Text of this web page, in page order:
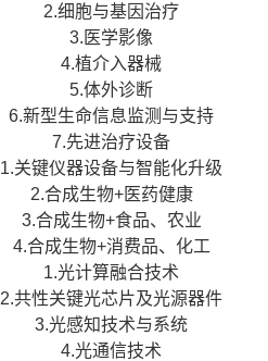
2.细胞与基因治疗
3.医学影像
4.植介入器械
5.体外诊断
6.新型生命信息监测与支持
7.先进治疗设备
1.关键仪器设备与智能化升级
2.合成生物+医药健康
3.合成生物+食品、农业
4.合成生物+消费品、化工
1.光计算融合技术
2.共性关键光芯片及光源器件
3.光感知技术与系统
4.光通信技术